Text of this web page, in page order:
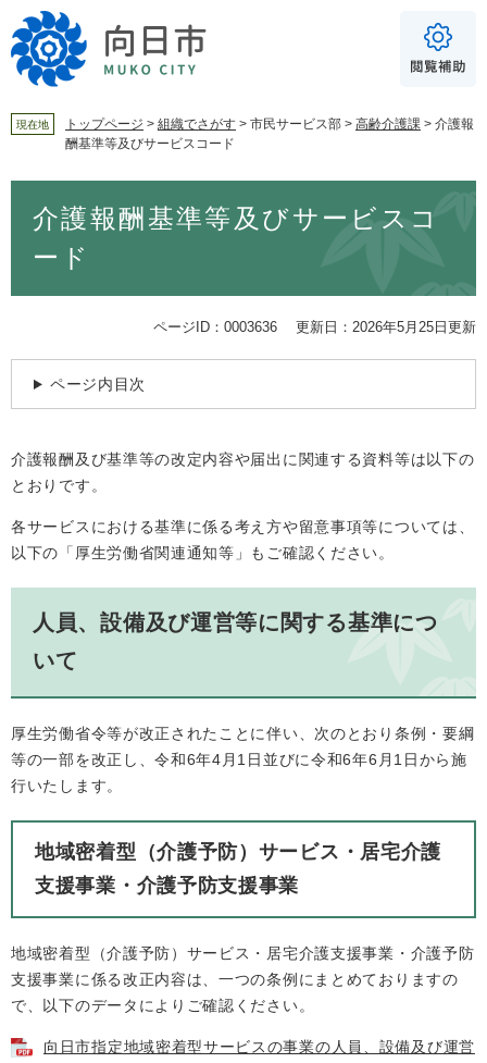
ー
ジ
ニ
ュ
For Foreigners
音声読み上げ
読み上げ 読み上げ設定
やさしい日本語
ふりがな
文字サイズ 標準 拡大
背景色 白 黒 青
現在地 トップページ > 組織でさがす > 市民サービス部 > 高齢介護課 > 介護報
酬基準等及びサービスコード
介護報酬基準等及びサービスコ
ード
ページID：0003636 更新日：2026年5月25日更新
ページ内目次
介護報酬及び基準等の改定内容や届出に関連する資料等は以下の
とおりです。
各サービスにおける基準に係る考え方や留意事項等については、
以下の「厚生労働省関連通知等」もご確認ください。
人員、設備及び運営等に関する基準につ
いて
厚生労働省令等が改正されたことに伴い、次のとおり条例・要綱
等の一部を改正し、令和6年4月1日並びに令和6年6月1日から施
行いたします。
地域密着型（介護予防）サービス・居宅介護
支援事業・介護予防支援事業
地域密着型（介護予防）サービス・居宅介護支援事業・介護予防
支援事業に係る改正内容は、一つの条例にまとめておりますの
で、以下のデータによりご確認ください。
向日市指定地域密着型サービスの事業の人員、設備及び運営